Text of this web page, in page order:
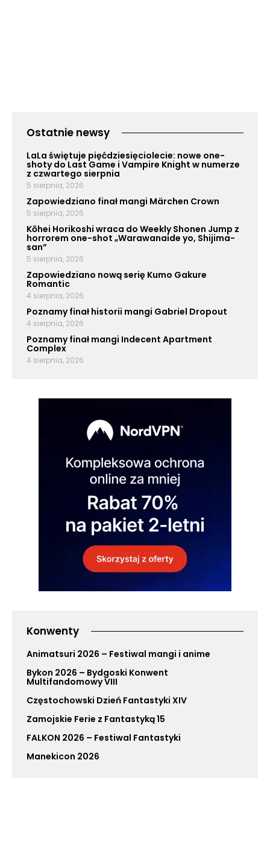
Ostatnie newsy
LaLa świętuje pięćdziesięciolecie: nowe one-
shoty do Last Game i Vampire Knight w numerze
z czwartego sierpnia
5 sierpnia, 2026
Zapowiedziano finał mangi Märchen Crown
5 sierpnia, 2026
Kōhei Horikoshi wraca do Weekly Shonen Jump z
horrorem one-shot „Warawanaide yo, Shijima-
san”
5 sierpnia, 2026
Zapowiedziano nową serię Kumo Gakure
Romantic
4 sierpnia, 2026
Poznamy finał historii mangi Gabriel Dropout
4 sierpnia, 2026
Poznamy finał mangi Indecent Apartment
Complex
4 sierpnia, 2026
Konwenty
Animatsuri 2026 – Festiwal mangi i anime
Bykon 2026 – Bydgoski Konwent
Multifandomowy VIII
Częstochowski Dzień Fantastyki XIV
Zamojskie Ferie z Fantastyką 15
FALKON 2026 – Festiwal Fantastyki
Manekicon 2026